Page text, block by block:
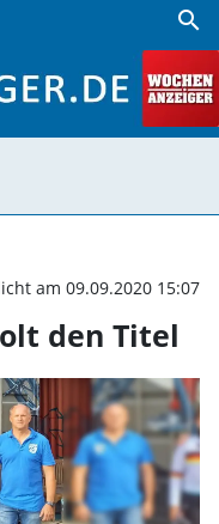
search
am 09.09.2020 15:07
den Titel